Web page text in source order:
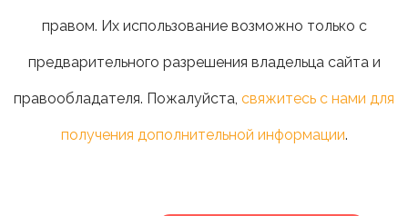
правом. Их использование возможно только с
предварительного разрешения владельца сайта и
правообладателя. Пожалуйста, свяжитесь с нами для
получения дополнительной информации.